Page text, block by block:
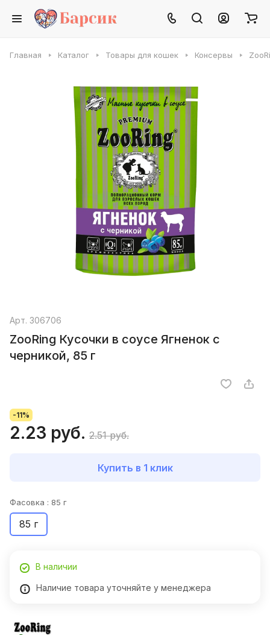
Главная Каталог Товары для кошек Консервы
Арт. 306706
ZooRing Кусочки в соусе Ягненок с
черникой, 85 г
-11%
2.23 руб. 2.51 руб.
Купить в 1 клик
Фасовка : 85 г
85 г
В наличии
Наличие товара уточняйте у менеджера